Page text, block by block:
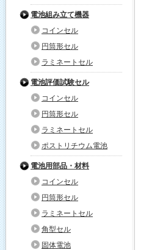
電池組み立て機器
コインセル
円筒形セル
ラミネートセル
電池評価試験セル
コインセル
円筒形セル
ラミネートセル
ポストリチウム電池
電池用部品・材料
コインセル
円筒形セル
ラミネートセル
角型セル
固体電池